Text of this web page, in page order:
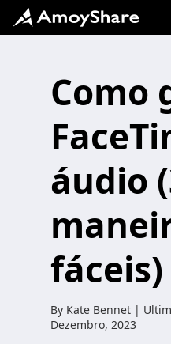
Como
áudio
fáceis)
By Kate Bennet |
Dezembro, 2023